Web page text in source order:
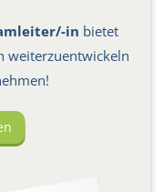
in bietet
weiterzuentwickeln